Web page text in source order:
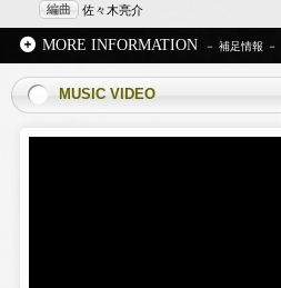
編曲 佐々木亮介
MORE INFORMATION
MUSIC VIDEO